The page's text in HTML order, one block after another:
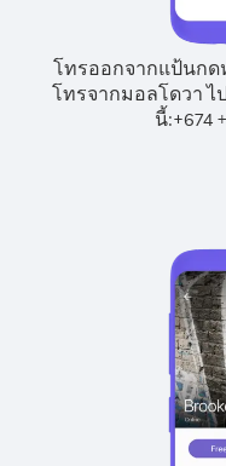
โทรออกจากแป้นกด
โทรจากมอลโดวา ไ
นี้:+674+